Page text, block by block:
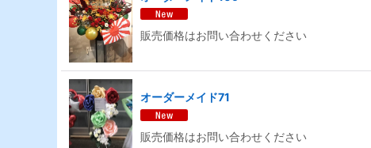
販売価格はお問い合わせください
オーダーメイド71
販売価格はお問い合わせください